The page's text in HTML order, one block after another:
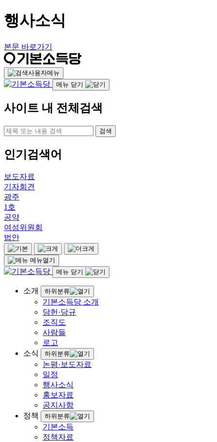
행사소식
본문 바로가기
사용자메뉴
메뉴 닫기
사이트 내 전체검색
검색
인기검색어
보도자료
기자회견
광주
1호
공약
여성위원회
법안
메뉴열기
메뉴 닫기
소개 하위분류
기본소득당 소개
당헌·당규
조직도
사람들
로고
소식
하위분류
논평·보도자료
일정
행사소식
홍보자료
공지사항
정책
하위분류
기본소득
정책자료